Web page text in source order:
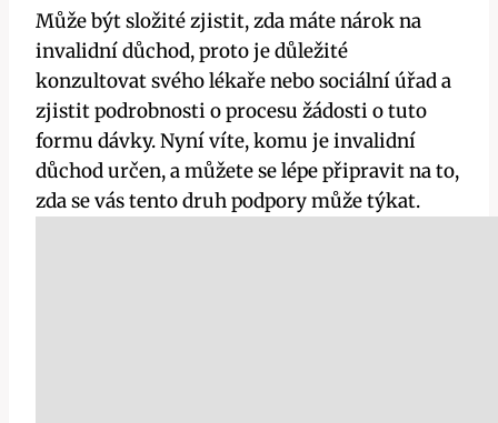
Může být ​složité ⁣zjistit, zda máte​ nárok na
invalidní důchod, proto je‌ důležité
konzultovat svého lékaře nebo sociální úřad a⁣
zjistit‍ podrobnosti ⁣o procesu žádosti o tuto
formu⁤ dávky. Nyní víte, komu je ⁣invalidní
důchod určen, a můžete‌ se lépe připravit na to,⁢
zda se vás tento​ druh podpory může týkat.